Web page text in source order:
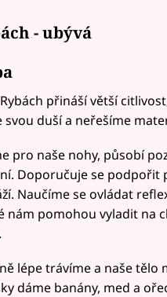
- ubývá
přináší větší
svou duší a neřešíme
pro naše nohy, působí
Doporučuje se podpořit
Naučíme se ovládat
nám pomohou vyladit na
lépe trávíme a naše
dáme banány, med a